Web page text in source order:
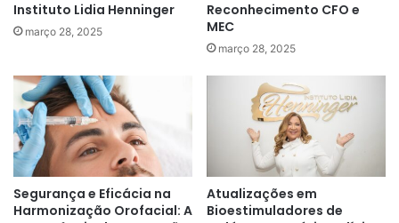
Instituto Lidia Henninger
março 28, 2025
Reconhecimento CFO e
MEC
março 28, 2025
Segurança e Eficácia na
Harmonização Orofacial: A
Atualizações em
Bioestimuladores de